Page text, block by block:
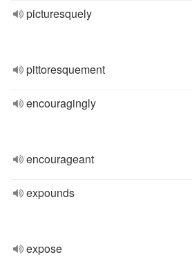
picturesquely
pittoresquement
encouragingly
encourageant
expounds
expose